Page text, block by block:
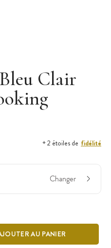
Clair
+ 2 étoiles de fidélité
Changer
AU PANIER